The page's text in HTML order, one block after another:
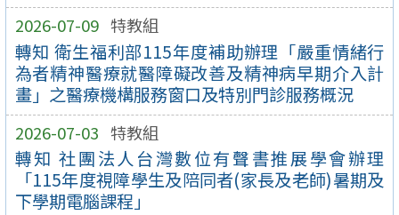
2026-07-09 特教組
轉知 衛生福利部115年度補助辦理「嚴重情緒行
為者精神醫療就醫障礙改善及精神病早期介入計
畫」之醫療機構服務窗口及特別門診服務概況
2026-07-03 特教組
轉知 社團法人台灣數位有聲書推展學會辦理
「115年度視障學生及陪同者(家長及老師)暑期及
下學期電腦課程」